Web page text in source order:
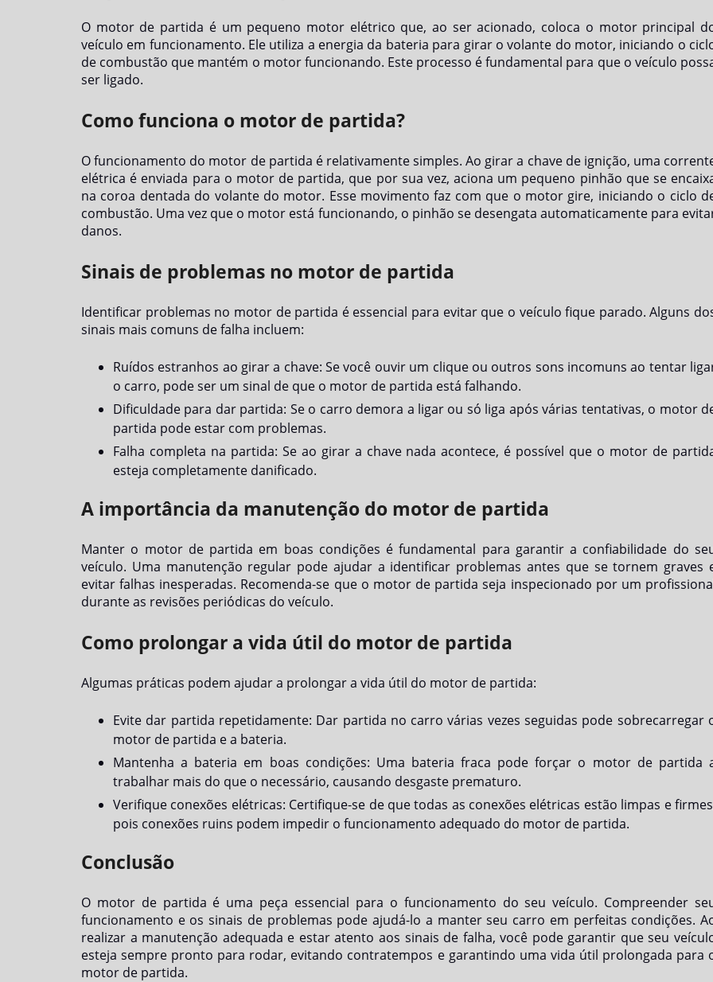
O motor de partida é um pequeno motor elétrico que, ao ser acionado, coloca o motor principal
veículo em funcionamento. Ele utiliza a energia da bateria para girar o volante do motor, iniciando o
de combustão que mantém o motor funcionando. Este processo é fundamental para que o veículo
ser ligado.
Como funciona o motor de partida?
O funcionamento do motor de partida é relativamente simples. Ao girar a chave de ignição, uma
elétrica é enviada para o motor de partida, que por sua vez, aciona um pequeno pinhão que se
na coroa dentada do volante do motor. Esse movimento faz com que o motor gire, iniciando o ciclo
combustão. Uma vez que o motor está funcionando, o pinhão se desengata automaticamente para
danos.
Sinais de problemas no motor de partida
Identificar problemas no motor de partida é essencial para evitar que o veículo fique parado. Alguns
sinais mais comuns de falha incluem:
Ruídos estranhos ao girar a chave: Se você ouvir um clique ou outros sons incomuns ao tentar
o carro, pode ser um sinal de que o motor de partida está falhando.
Dificuldade para dar partida: Se o carro demora a ligar ou só liga após várias tentativas, o motor
partida pode estar com problemas.
Falha completa na partida: Se ao girar a chave nada acontece, é possível que o motor de
esteja completamente danificado.
A importância da manutenção do motor de partida
Manter o motor de partida em boas condições é fundamental para garantir a confiabilidade do
veículo. Uma manutenção regular pode ajudar a identificar problemas antes que se tornem graves
evitar falhas inesperadas. Recomenda-se que o motor de partida seja inspecionado por um
durante as revisões periódicas do veículo.
Como prolongar a vida útil do motor de partida
Algumas práticas podem ajudar a prolongar a vida útil do motor de partida:
Evite dar partida repetidamente: Dar partida no carro várias vezes seguidas pode sobrecarregar
motor de partida e a bateria.
Mantenha a bateria em boas condições: Uma bateria fraca pode forçar o motor de partida
trabalhar mais do que o necessário, causando desgaste prematuro.
Verifique conexões elétricas: Certifique-se de que todas as conexões elétricas estão limpas e
pois conexões ruins podem impedir o funcionamento adequado do motor de partida.
Conclusão
O motor de partida é uma peça essencial para o funcionamento do seu veículo. Compreender
funcionamento e os sinais de problemas pode ajudá-lo a manter seu carro em perfeitas condições.
realizar a manutenção adequada e estar atento aos sinais de falha, você pode garantir que seu
esteja sempre pronto para rodar, evitando contratempos e garantindo uma vida útil prolongada para
motor de partida.